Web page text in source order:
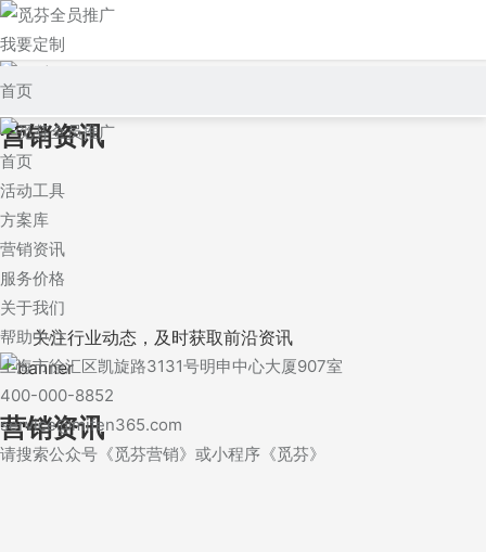
首页
活动工具
方案库
营销资讯
服务价格
关于我们
我要定制
登录/注册
首页
活动工具
方案库
营销资讯
服务价格
关于我们
帮助中心
上海市徐汇区凯旋路3131号明申中心大厦907室
400-000-8852
service@mifen365.com
请搜索公众号《觅芬营销》或小程序《觅芬》
营销资讯
关注行业动态，及时获取前沿资讯
营销资讯